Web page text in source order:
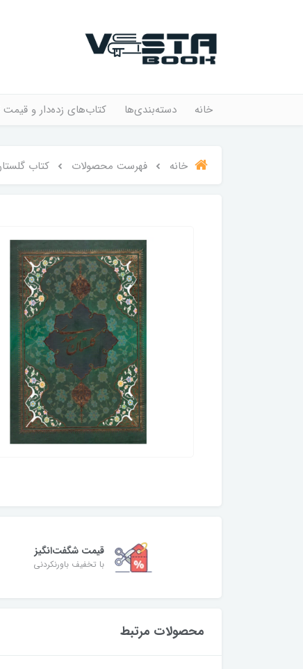
خانه دسته‌بندی‌ها کتاب‌های زده‌دار و قیمت
خانه فهرست محصولات کتاب
قیمت شگفت‌انگیز
با تخفیف باورنکردنی
محصولات مرتبط